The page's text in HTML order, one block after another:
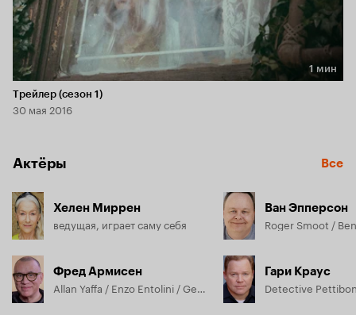
Длительность 1 мин
1 мин
Трейлер (сезон 1)
30 мая 2016
Актёры Все
Хелен Миррен
ведущая, играет саму себя
Фред Армисен
Ван Эпперсон
Гари Краус